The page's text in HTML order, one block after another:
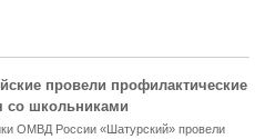
провели профилактические
со школьниками
ОМВД России «Шатурский» провели